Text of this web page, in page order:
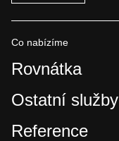
Co nabízíme
Rovnátka
Ostatní služby
Reference